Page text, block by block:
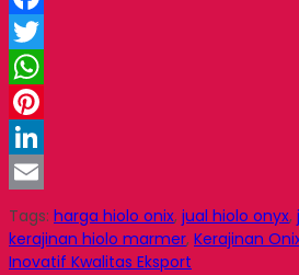
Facebook
Twitter
WhatsApp
Pinterest
LinkedIn
Email
Tags: harga hiolo onix, jual hiolo onyx,
kerajinan hiolo marmer, Kerajinan
Inovatif Kwalitas Eksport